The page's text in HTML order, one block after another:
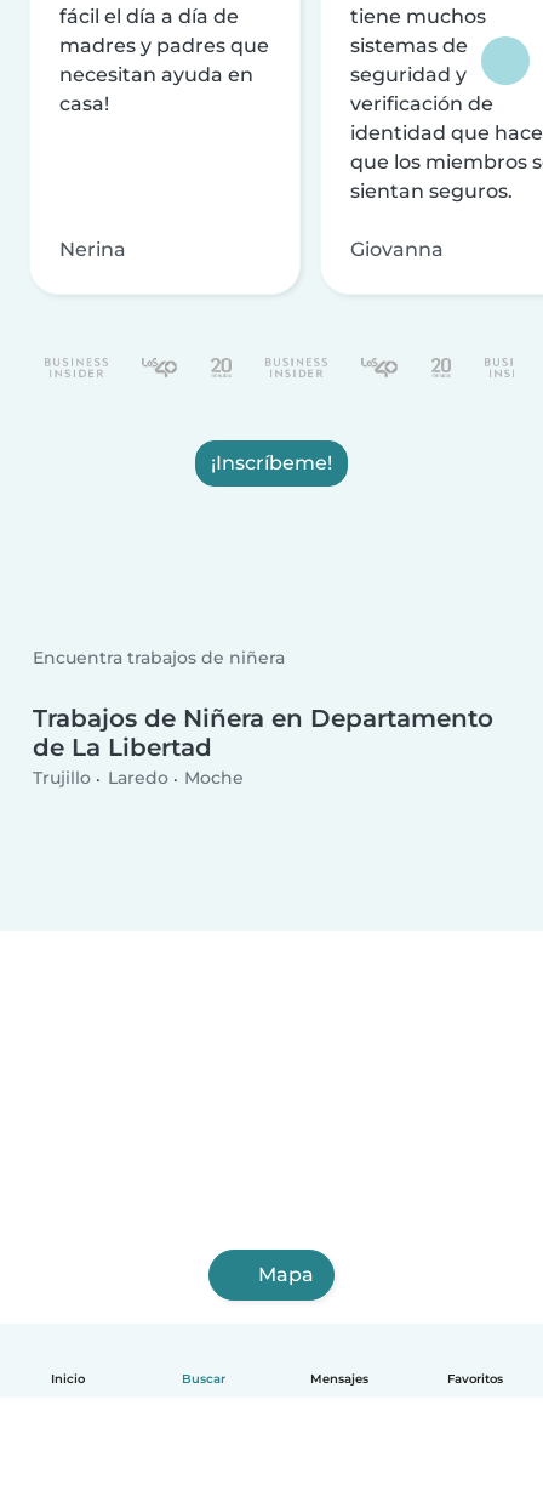
Inicio Buscar Mensajes Favoritos
fácil el día a día de
madres y padres que
necesitan ayuda en
casa!
Nerina
tiene muchos
sistemas de
seguridad y
verificación de
identidad que
que los miembros
sientan seguros.
Giovanna
¡Inscríbeme!
Encuentra trabajos de niñera
Trabajos de Niñera en Departamento
de La Libertad
Trujillo Laredo Moche
Mapa